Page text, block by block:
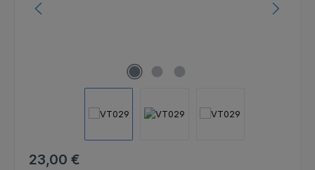
Regulärer Preis:
23,00 €